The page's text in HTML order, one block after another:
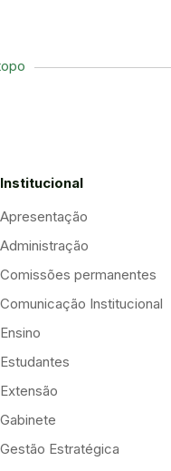
Institucional
Apresentação
Administração
Comissões permanentes
Comunicação Institucional
Ensino
Estudantes
Extensão
Gabinete
Gestão Estratégica